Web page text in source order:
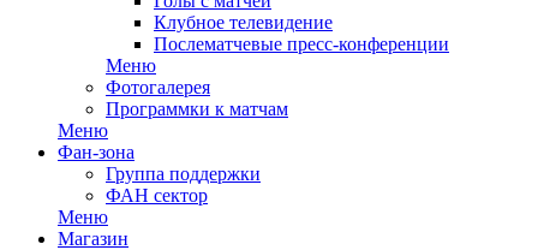
Клубное телевидение
Послематчевые пресс-конференции
Меню
Фотогалерея
Программки к матчам
Меню
Фан-зона
Группа поддержки
ФАН сектор
Меню
Магазин